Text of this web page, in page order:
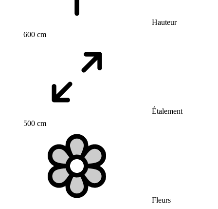
Hauteur
600 cm
Étalement
500 cm
Fleurs